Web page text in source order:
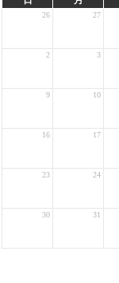
26 27
2 3
9 10
16 17
23 24
30 31